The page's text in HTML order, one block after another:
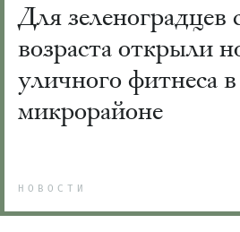
Для зеленоградцев
возраста открыли
уличного фитнеса
микрорайоне
НОВОСТИ